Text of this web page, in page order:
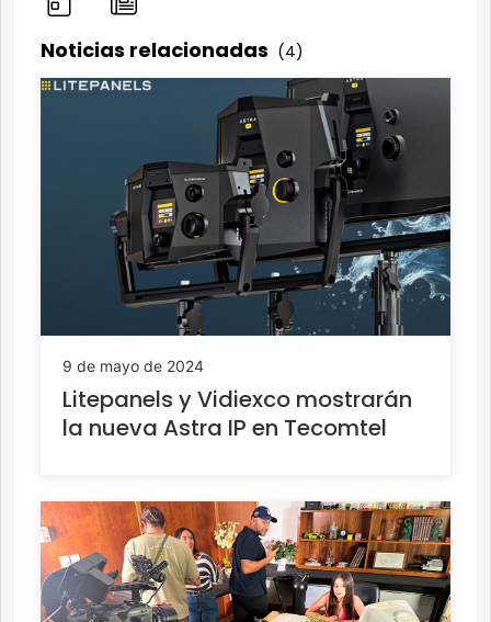
Noticias relacionadas (4)
9 de mayo de 2024
Litepanels y Vidiexco mostrarán
la nueva Astra IP en Tecomtel